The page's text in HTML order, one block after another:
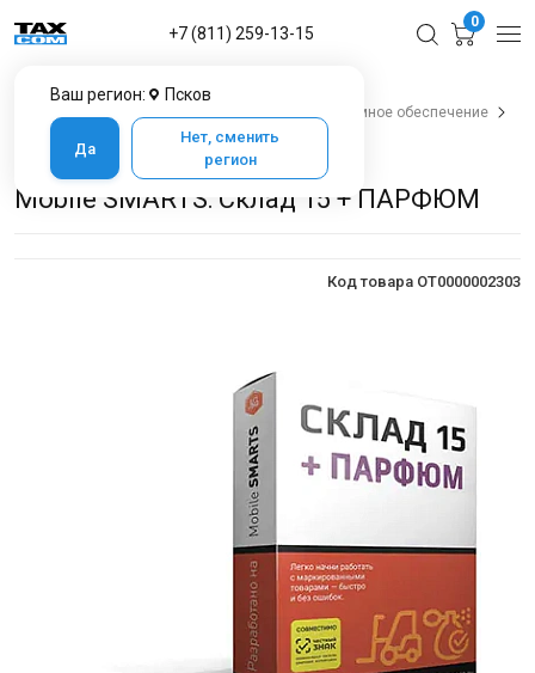
Ваш регион: Псков
Да
Нет, сменить
регион
+7 (811) 259-13-15
0
Программное обеспечение
Cleverence
Mobile Smarts: Склад 15
Mobile SMARTS: Склад 15 + ПАРФЮМ
Mobile SMARTS: Склад 15 + ПАРФЮМ
Код товара OT0000002303